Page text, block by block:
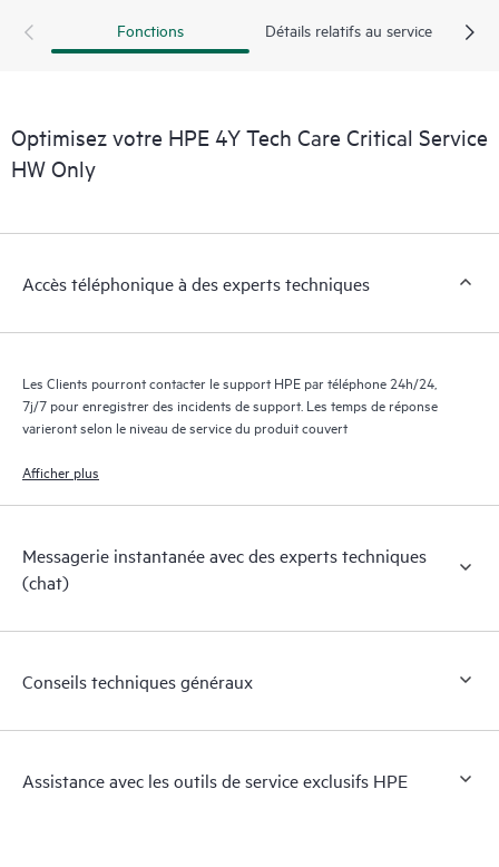
les différents produits installés dans leur environnement et en
d’effectuer certaines activités sans avoir à ouvrir un incident de
support, tout en fournissant un portail de ressources de
connaissances dûment sélectionnées. Le service HPE Tech Care
opérationnelle et l’optimisation des performances de la
Fonctions Détails relatifs au service
Optimisez votre HPE 4Y Tech Care Critical Service
HW Only
Accès téléphonique à des experts techniques
Les Clients pourront contacter le support HPE par téléphone 24h/24,
7j/7 pour enregistrer des incidents de support. Les temps de réponse
varieront selon le niveau de service du produit couvert
Afficher plus
Messagerie instantanée avec des experts techniques
(chat)
Conseils techniques généraux
Assistance avec les outils de service exclusifs HPE